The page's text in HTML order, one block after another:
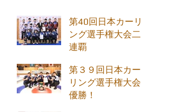
第40回日本カーリ
ング選手権大会二
連覇
第３９回日本カー
リング選手権大会
優勝！